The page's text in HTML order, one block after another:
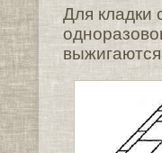
Для кладки